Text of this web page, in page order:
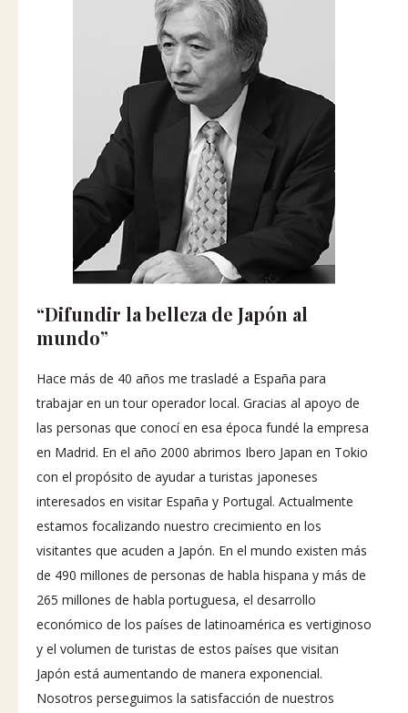
“Difundir la belleza de Japón al
mundo”
Hace más de 40 años me trasladé a España para
trabajar en un tour operador local. Gracias al apoyo de
las personas que conocí en esa época fundé la empresa
en Madrid. En el año 2000 abrimos Ibero Japan en Tokio
con el propósito de ayudar a turistas japoneses
interesados en visitar España y Portugal. Actualmente
estamos focalizando nuestro crecimiento en los
visitantes que acuden a Japón. En el mundo existen más
de 490 millones de personas de habla hispana y más de
265 millones de habla portuguesa, el desarrollo
económico de los países de latinoamérica es vertiginoso
y el volumen de turistas de estos países que visitan
Japón está aumentando de manera exponencial.
Nosotros perseguimos la satisfacción de nuestros